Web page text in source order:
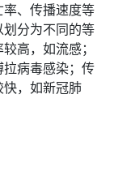
、传播速度等
分为不同的等
高，如流感；
病毒感染；传
，如新冠肺